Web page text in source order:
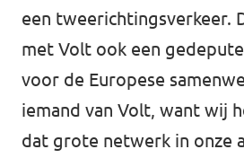
een tweerichtingsverkeer.
met Volt ook een
voor de Europese
iemand van Volt, want wij
dat grote netwerk in onze